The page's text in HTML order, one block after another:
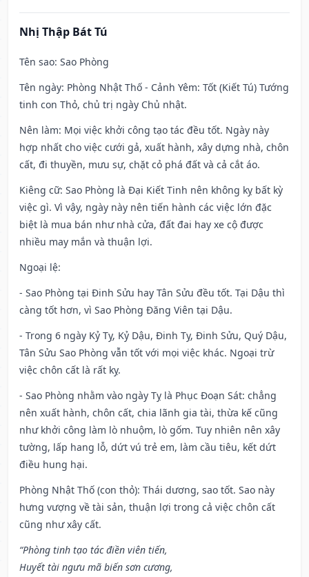
Nhị Thập Bát Tú
Tên sao: Sao Phòng
Tên ngày: Phòng Nhật Thố - Cảnh Yêm: Tốt (Kiết Tú) Tướng
tinh con Thỏ, chủ trị ngày Chủ nhật.
Nên làm: Mọi việc khởi công tạo tác đều tốt. Ngày này
hợp nhất cho việc cưới gả, xuất hành, xây dựng nhà, chôn
cất, đi thuyền, mưu sự, chặt cỏ phá đất và cả cắt áo.
Kiêng cữ: Sao Phòng là Đại Kiết Tinh nên không kỵ bất kỳ
việc gì. Vì vậy, ngày này nên tiến hành các việc lớn đặc
biệt là mua bán như nhà cửa, đất đai hay xe cộ được
nhiều may mắn và thuận lợi.
Ngoại lệ:
- Sao Phòng tại Đinh Sửu hay Tân Sửu đều tốt. Tại Dậu thì
càng tốt hơn, vì Sao Phòng Đăng Viên tại Dậu.
- Trong 6 ngày Kỷ Tỵ, Kỷ Dậu, Đinh Tỵ, Đinh Sửu, Quý Dậu,
Tân Sửu Sao Phòng vẫn tốt với mọi việc khác. Ngoại trừ
việc chôn cất là rất kỵ.
- Sao Phòng nhằm vào ngày Tỵ là Phục Đoạn Sát: chẳng
nên xuất hành, chôn cất, chia lãnh gia tài, thừa kế cũng
như khởi công làm lò nhuộm, lò gốm. Tuy nhiên nên xây
tường, lấp hang lỗ, dứt vú trẻ em, làm cầu tiêu, kết dứt
điều hung hại.
Phòng Nhật Thố (con thỏ): Thái dương, sao tốt. Sao này
hưng vượng về tài sản, thuận lợi trong cả việc chôn cất
cũng như xây cất.
“Phòng tinh tạo tác điền viên tiến,
Huyết tài ngưu mã biến sơn cương,